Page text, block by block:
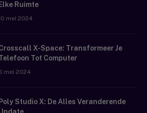
Elke Ruimte
mei 2024
X-Space: Transformeer Je
Tot Computer
mei 2024
Poly Studio X: De Alles Veranderende